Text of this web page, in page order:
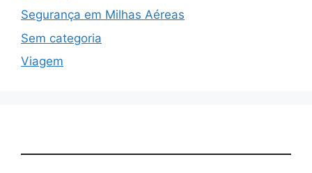
Segurança em Milhas Aéreas
Sem categoria
Viagem